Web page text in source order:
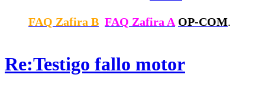
FAQ Zafira B FAQ Zafira A OP-COM.
Re:Testigo fallo motor